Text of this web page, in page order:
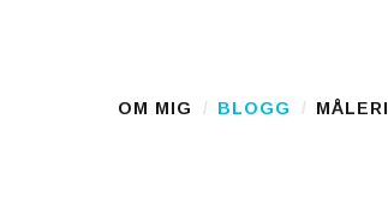
Main Menu
OM MIG BLOGG MÅLERI